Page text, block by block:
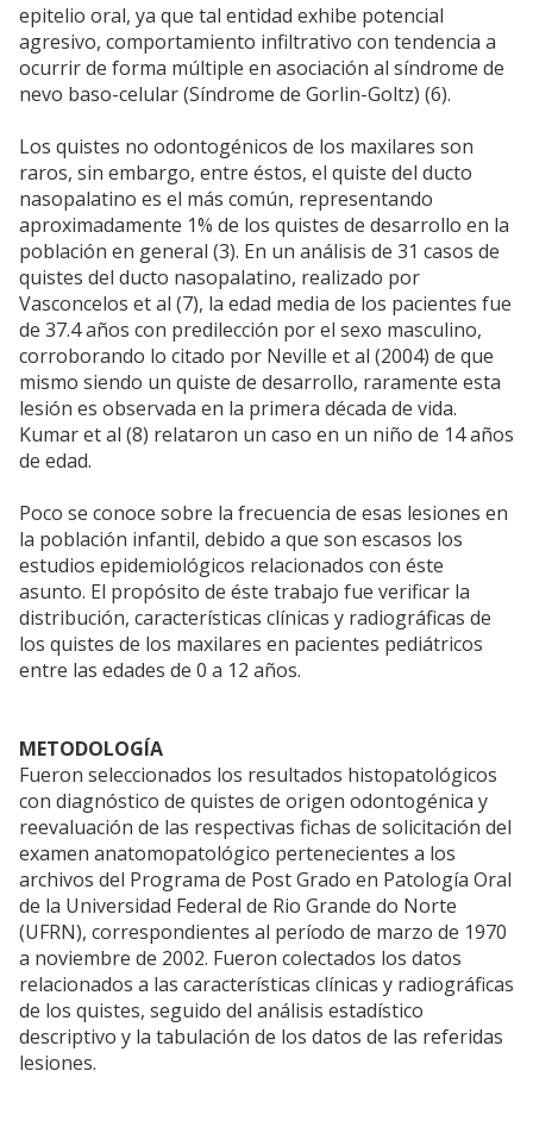
epitelio oral, ya que tal entidad exhibe potencial
agresivo, comportamiento infiltrativo con tendencia a
ocurrir de forma múltiple en asociación al síndrome de
nevo baso-celular (Síndrome de Gorlin-Goltz) (6).
Los quistes no odontogénicos de los maxilares son
raros, sin embargo, entre éstos, el quiste del ducto
nasopalatino es el más común, representando
aproximadamente 1% de los quistes de desarrollo en la
población en general (3). En un análisis de 31 casos de
quistes del ducto nasopalatino, realizado por
Vasconcelos et al (7), la edad media de los pacientes fue
de 37.4 años con predilección por el sexo masculino,
corroborando lo citado por Neville et al (2004) de que
mismo siendo un quiste de desarrollo, raramente esta
lesión es observada en la primera década de vida.
Kumar et al (8) relataron un caso en un niño de 14 años
de edad.
Poco se conoce sobre la frecuencia de esas lesiones en
la población infantil, debido a que son escasos los
estudios epidemiológicos relacionados con éste
asunto. El propósito de éste trabajo fue verificar la
distribución, características clínicas y radiográficas de
los quistes de los maxilares en pacientes pediátricos
entre las edades de 0 a 12 años.
METODOLOGÍA
Fueron seleccionados los resultados histopatológicos
con diagnóstico de quistes de origen odontogénica y
reevaluación de las respectivas fichas de solicitación del
examen anatomopatológico pertenecientes a los
archivos del Programa de Post Grado en Patología Oral
de la Universidad Federal de Rio Grande do Norte
(UFRN), correspondientes al período de marzo de 1970
a noviembre de 2002. Fueron colectados los datos
relacionados a las características clínicas y radiográficas
de los quistes, seguido del análisis estadístico
descriptivo y la tabulación de los datos de las referidas
lesiones.